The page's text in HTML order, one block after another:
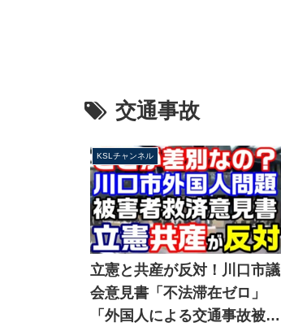
交通事故
KSLチャンネル
立憲と共産が反対！川口市議
会意見書「不法滞在ゼロ」
「外国人による交通事故被害